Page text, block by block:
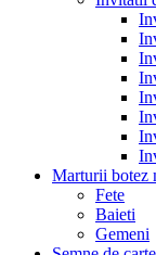
Marturii botez
Fete
Baieti
Gemeni